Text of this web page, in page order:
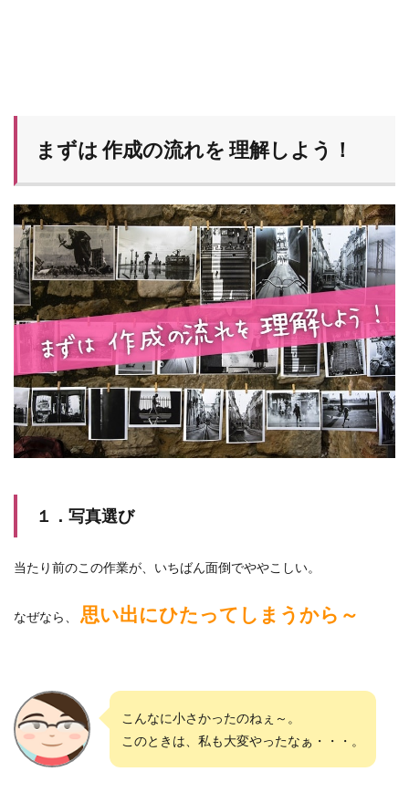
まずは 作成の流れを 理解しよう！
１．写真選び
当たり前のこの作業が、いちばん面倒でややこしい。
なぜなら、 思い出にひたってしまうから～
こんなに小さかったのねぇ～。
このときは、私も大変やったなぁ・・・。